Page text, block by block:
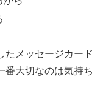
たメッセージカード
番大切なのは気持ち